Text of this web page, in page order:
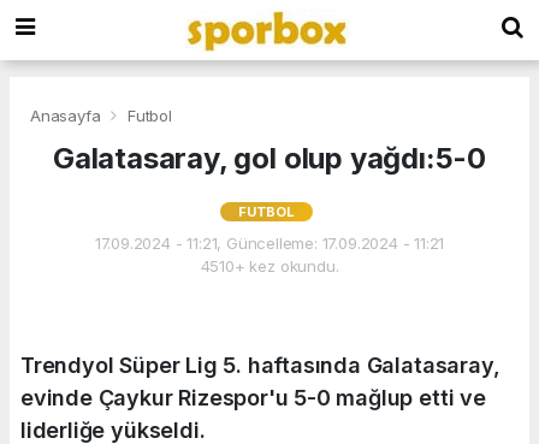
Anasayfa Futbol
Galatasaray, gol olup yağdı:5-0
FUTBOL
17.09.2024 - 11:21, Güncelleme: 17.09.2024 - 11:21
4510+ kez okundu.
Trendyol Süper Lig 5. haftasında Galatasaray,
evinde Çaykur Rizespor'u 5-0 mağlup etti ve
liderliğe yükseldi.